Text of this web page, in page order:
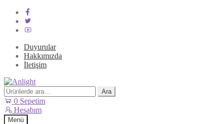
Duyurular
Hakkımızda
İletişim
Dolaşıma
geç
İçeriğe
geç
Ara: Ara
0 Sepetim
Hesabım
Menü